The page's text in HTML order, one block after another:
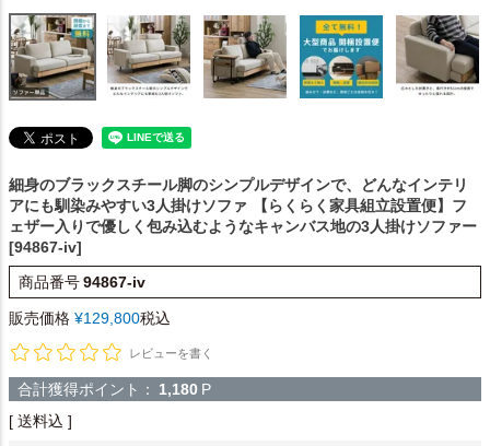
細身のブラックスチール脚のシンプルデザインで、どんなインテリ
アにも馴染みやすい3人掛けソファ
【らくらく家具組立設置便】フ
ェザー入りで優しく包み込むようなキャンバス地の3人掛けソファー
[94867-iv]
商品番号94867-iv
販売価格 ¥129,800税込
レビューを書く
合計獲得ポイント： 1,180 P
送料込